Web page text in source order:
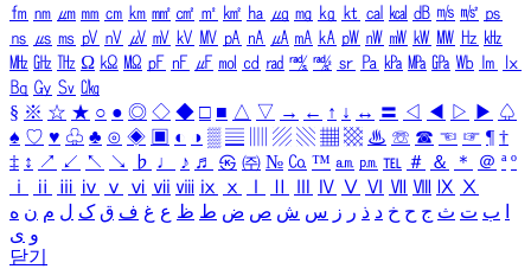
㎙ ㎚ ㎛ ㎜ ㎝ ㎞ ㎟ ㎠ ㎡ ㎢ ㏊ ㎍ ㎎ ㎏ ㏏ ㎈ ㎉ ㏈ ㎧ ㎨ ㎰
㎱ ㎲ ㎳ ㎴ ㎵ ㎶ ㎷ ㎸ ㎹ ㎀ ㎁ ㎂ ㎃ ㎄ ㎺ ㎻ ㎽ ㎾ ㎿ ㎐ ㎑
㎒ ㎓ ㎔ Ω ㏀ ㏁ ㎊ ㎋ ㎌ ㏖ ㏅ ㎭ ㎮ ㎯ ㏛ ㎩ ㎪ ㎫ ㎬ ㏝ ㏐
㏓
㏃ ㏉ ㏜ ㏆
§ ※ ☆ ★ ○ ● ◎ ◇ ◆ □ ■ △ ▽ → ← ↑ ↓ ↔ 〓 ◁ ◀ ▷ ▶ ♤
♠ ♡ ♥ ♧ ♣ ⊙ ◈ ▣ ◐ ◑ ▒ ▤ ▨ ▧ ▦ ▩ ♨ ☏ ☎ ☜ ☞ ¶ †
‡ ↕ ↗ ↙ ↖ ↘ ♭ ♩ ♪ ♬ ㉿ ㈜ № ㏇ ™ ㏂ ㏘ ℡ ＃ ＆ ＊ ＠ ª º
ⅰ
ⅱ ⅲ ⅳ ⅴ ⅵ ⅶ ⅷ ⅸ ⅹ Ⅳ Ⅴ Ⅵ Ⅶ Ⅷ Ⅸ Ⅹ
ب ت ث ج ح خ د ذ ر ز س ش ص ض ط ظ ع غ ف ق ک ل م ن ه
و ی
닫기